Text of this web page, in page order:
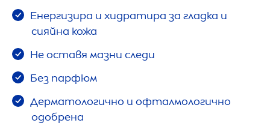
Енергизира и хидратира за гладка и
сияйна кожа
Не оставя мазни следи
Без парфюм
Дерматологично и офталмологично
одобрена